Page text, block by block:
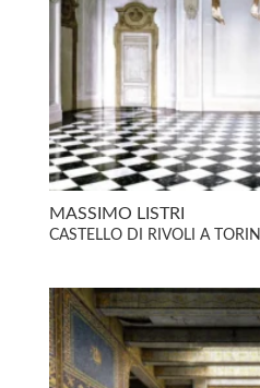
MASSIMO LISTRI
CASTELLO DI RIVOLI A